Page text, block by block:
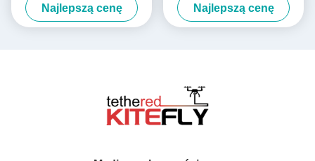
Najlepszą cenę Najlepszą cenę